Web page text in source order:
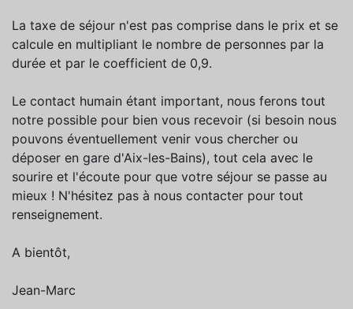
La taxe de séjour n'est pas comprise dans le prix et se
calcule en multipliant le nombre de personnes par la
durée et par le coefficient de 0,9.
Le contact humain étant important, nous ferons tout
notre possible pour bien vous recevoir (si besoin nous
pouvons éventuellement venir vous chercher ou
déposer en gare d'Aix-les-Bains), tout cela avec le
sourire et l'écoute pour que votre séjour se passe au
mieux ! N'hésitez pas à nous contacter pour tout
renseignement.
A bientôt,
Jean-Marc